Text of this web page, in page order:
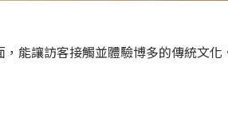
能讓訪客接觸並體驗博多的傳統文